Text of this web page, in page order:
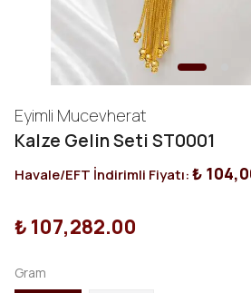
Eyimli Mucevherat
Kalze Gelin Seti ST0001
Havale/EFT İndirimli Fiyatı:₺
₺ 107,282.00
Gram